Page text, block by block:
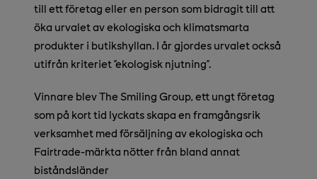
till ett företag eller en person som bidragit till att
öka urvalet av ekologiska och klimatsmarta
produkter i butikshyllan. I år gjordes urvalet också
utifrån kriteriet ”ekologisk njutning”.
Vinnare blev The Smiling Group, ett ungt företag
som på kort tid lyckats skapa en framgångsrik
verksamhet med försäljning av ekologiska och
Fairtrade-märkta nötter från bland annat
biståndsländer